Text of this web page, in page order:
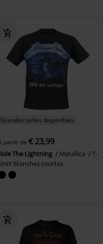
Grandes tailles disponibles
partir de € 23,99
The Lightning Metallica
T-
Manches courtes